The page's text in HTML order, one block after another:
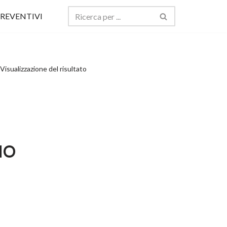
Visualizzazione del risultato